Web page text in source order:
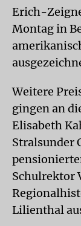
Erich-
Montag in
Weitere
gingen an
Elisabeth
Stralsunder
Schulrektor
Lilienthal